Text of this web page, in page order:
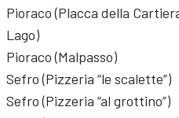
Pioraco (Placca della
Lago)
Pioraco (Malpasso)
Sefro (Pizzeria “le scalette”)
Sefro (Pizzeria “al grottino”)